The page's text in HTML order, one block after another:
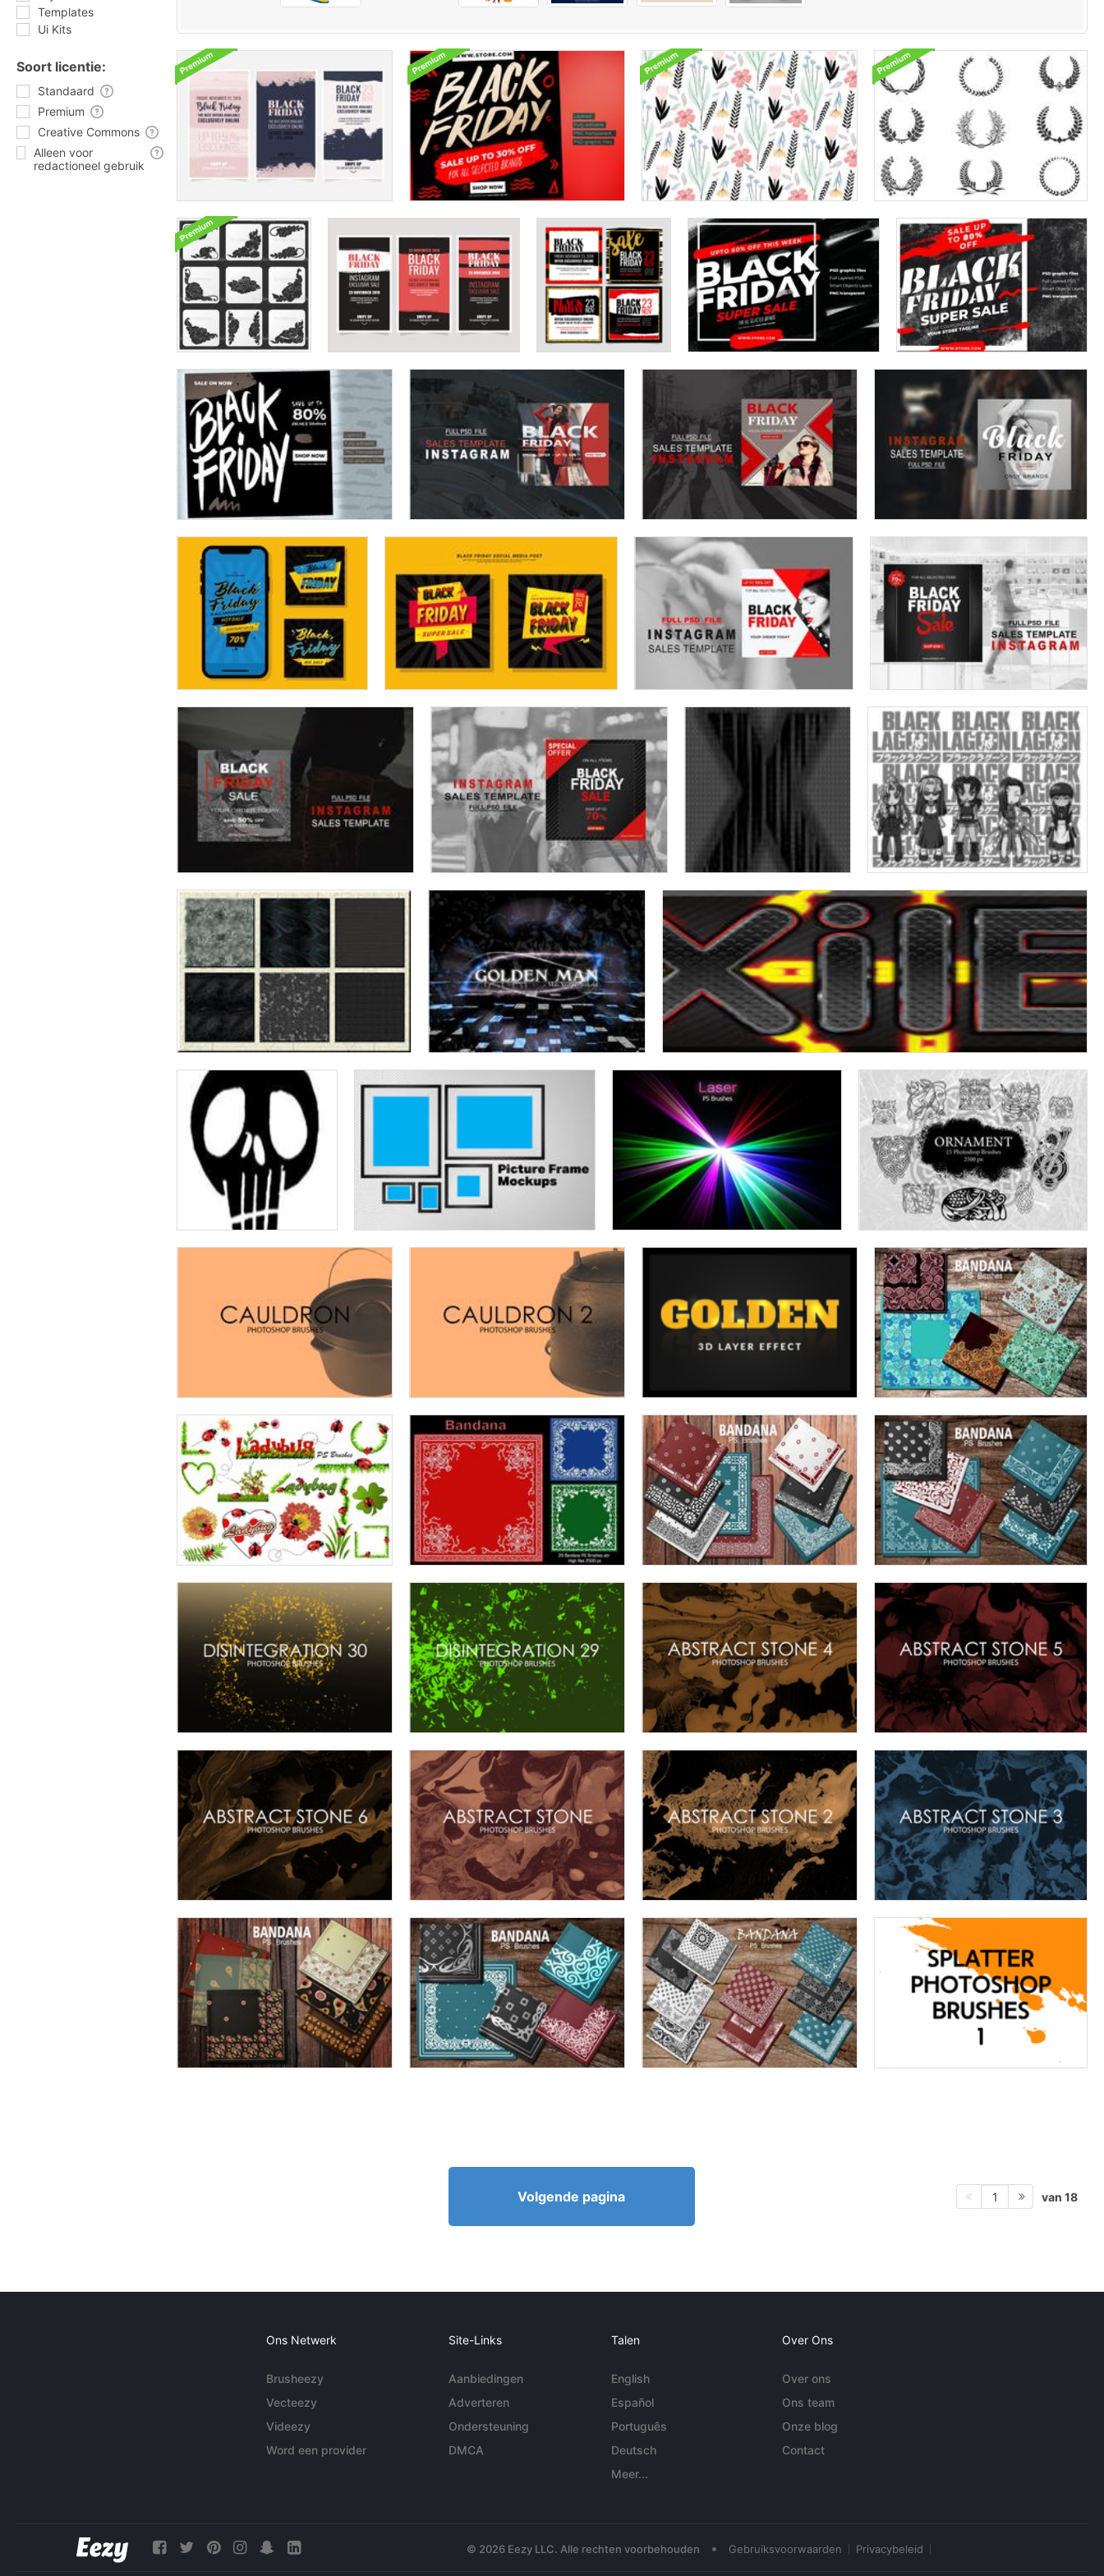
Templates
Ui Kits
Soort licentie:
Standaard
Premium
Creative Commons
Alleen voor
redactioneel gebruik
Volgende pagina 1 van 18
Ons Netwerk
Brusheezy
Vecteezy
Videezy
Word een provider
Site-Links
Aanbiedingen
Adverteren
Ondersteuning
DMCA
Talen
English
Español
Português
Deutsch
Meer...
Over Ons
Over ons
Ons team
Onze blog
Contact
© 2026 Eezy LLC. Alle rechten voorbehouden • Gebruiksvoorwaarden Privacybeleid